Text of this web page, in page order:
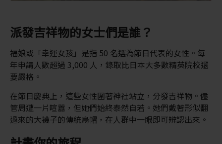
派發吉祥物的女士們是誰？
福娘或「幸運女孩」是指 50 名選為節日代表的女性。每
年申請人數超過 3,000 人，錄取比日本大多數精英院校還
要嚴格。
在節日慶典上，這些女性圍著神社站立，分發吉祥物。儘
管周遭一片喧囂，但她們始終泰然自若。她們戴著形似翻
過來的大襪子的傳統烏帽，在人群中一眼即可辨認出來。